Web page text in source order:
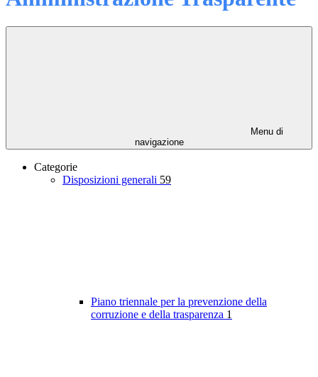
Menu di
navigazione
Categorie
Disposizioni generali 59
Piano triennale per la prevenzione della
corruzione e della trasparenza 1